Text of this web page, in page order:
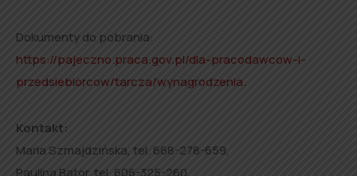
Dokumenty do pobrania:
https://pajeczno.praca.gov.pl/dla-pracodawcow-i-
przedsiebiorcow/tarcza/wynagrodzenia.
Kontakt:
Maria Szmajdzińska, tel. 668-278-659,
Paulina Bator, tel. 606-325-260,